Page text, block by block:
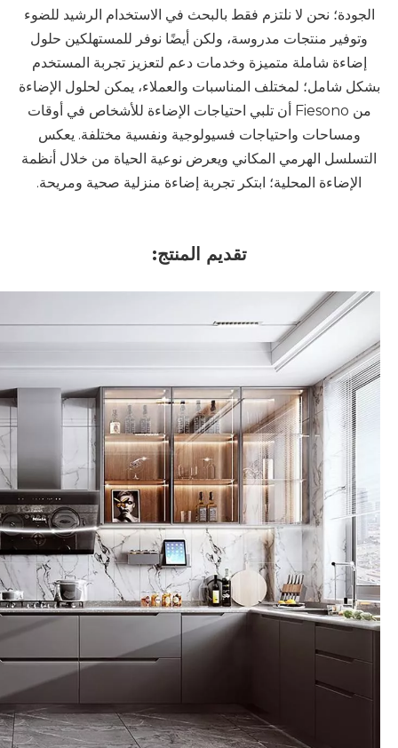
الجودة؛ نحن لا نلتزم فقط بالبحث في الاستخدام الرشيد للضوء
وتوفير منتجات مدروسة، ولكن أيضًا نوفر للمستهلكين حلول
إضاءة شاملة متميزة وخدمات دعم لتعزيز تجربة المستخدم
بشكل شامل؛ لمختلف المناسبات والعملاء، يمكن لحلول الإضاءة
من Fiesono أن تلبي احتياجات الإضاءة للأشخاص في أوقات
ومساحات واحتياجات فسيولوجية ونفسية مختلفة. يعكس
التسلسل الهرمي المكاني ويعرض نوعية الحياة من خلال أنظمة
الإضاءة المحلية؛ ابتكر تجربة إضاءة منزلية صحية ومريحة.
تقديم المنتج: